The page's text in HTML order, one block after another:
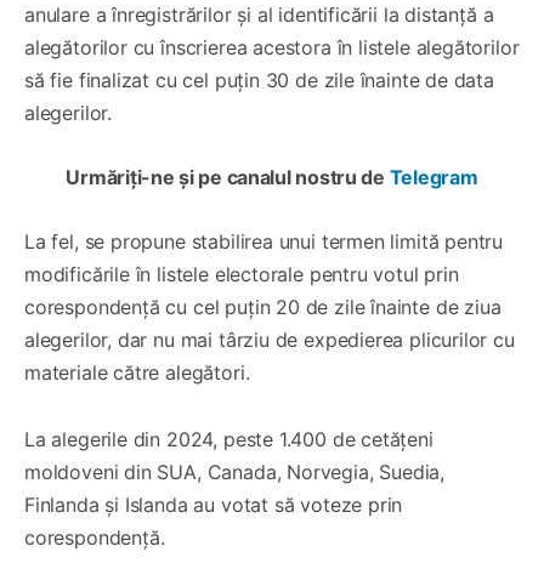
anulare a înregistrărilor și al identificării la distanță a
alegătorilor cu înscrierea acestora în listele alegătorilor
să fie finalizat cu cel puțin 30 de zile înainte de data
alegerilor.
Urmăriți-ne și pe canalul nostru de Telegram
La fel, se propune stabilirea unui termen limită pentru
modificările în listele electorale pentru votul prin
corespondență cu cel puțin 20 de zile înainte de ziua
alegerilor, dar nu mai târziu de expedierea plicurilor cu
materiale către alegători.
La alegerile din 2024, peste 1.400 de cetățeni
moldoveni din SUA, Canada, Norvegia, Suedia,
Finlanda și Islanda au votat să voteze prin
corespondență.